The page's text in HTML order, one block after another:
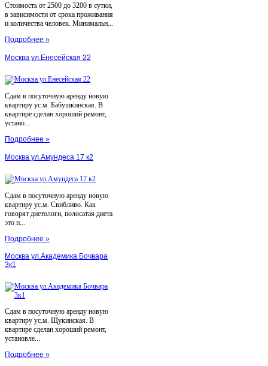
Стоимость от 2500 до 3200 в сутки,
в зависимости от срока проживания
и количества человек. Минимальн...
Подробнее »
Москва ул.Енесейская 22
Сдам в посуточную аренду новую
квартиру ус.м. Бабушкинская. В
квартире сделан хороший ремонт,
устано...
Подробнее »
Москва ул.Амундеса 17 к2
Сдам в посуточную аренду новую
квартиру ус.м. Свибливо. Как
говорят диетологи, полосатая диета
это н...
Подробнее »
Москва ул.Академика Бочвара
3к1
Сдам в посуточную аренду новую
квартиру ус.м. Щукинская. В
квартире сделан хороший ремонт,
установле...
Подробнее »